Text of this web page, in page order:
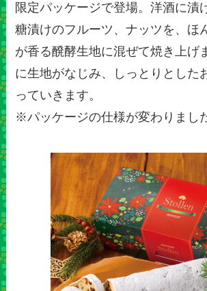
限定パッケージで登場。洋酒に漬
糖漬けのフルーツ、ナッツを、ほ
が香る醗酵生地に混ぜて焼き上げ
に生地がなじみ、しっとりとした
っていきます。
※パッケージの仕様が変わりまし